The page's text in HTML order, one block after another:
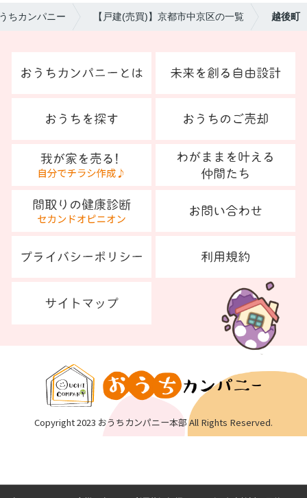
ちカンパニー 【戸建(売買)】京都市中京区の一覧 越後町
Copyright 2023 おうちカンパニー本部 All Rights Reserved.